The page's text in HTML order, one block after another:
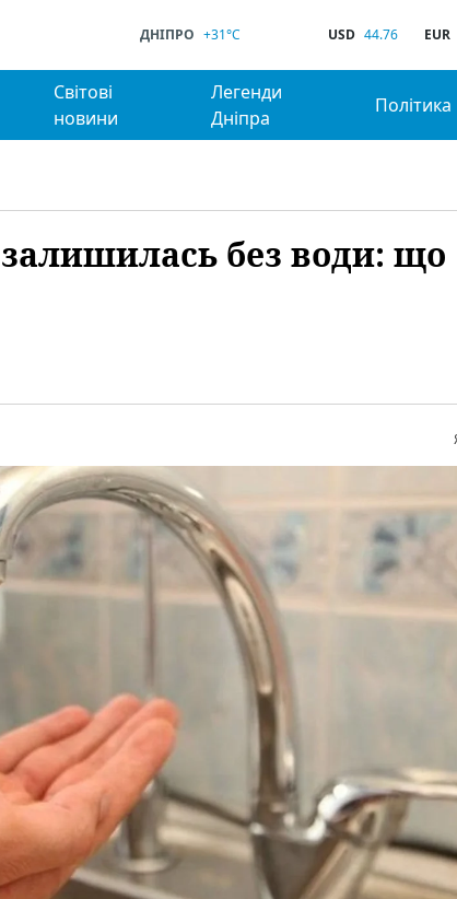
ДНІПРО +31°C USD 44.76 EUR
Світові
новини
Легенди
Дніпра
Політика
без води: що